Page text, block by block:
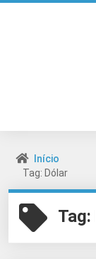
Início
Tag: Dólar
Tag: